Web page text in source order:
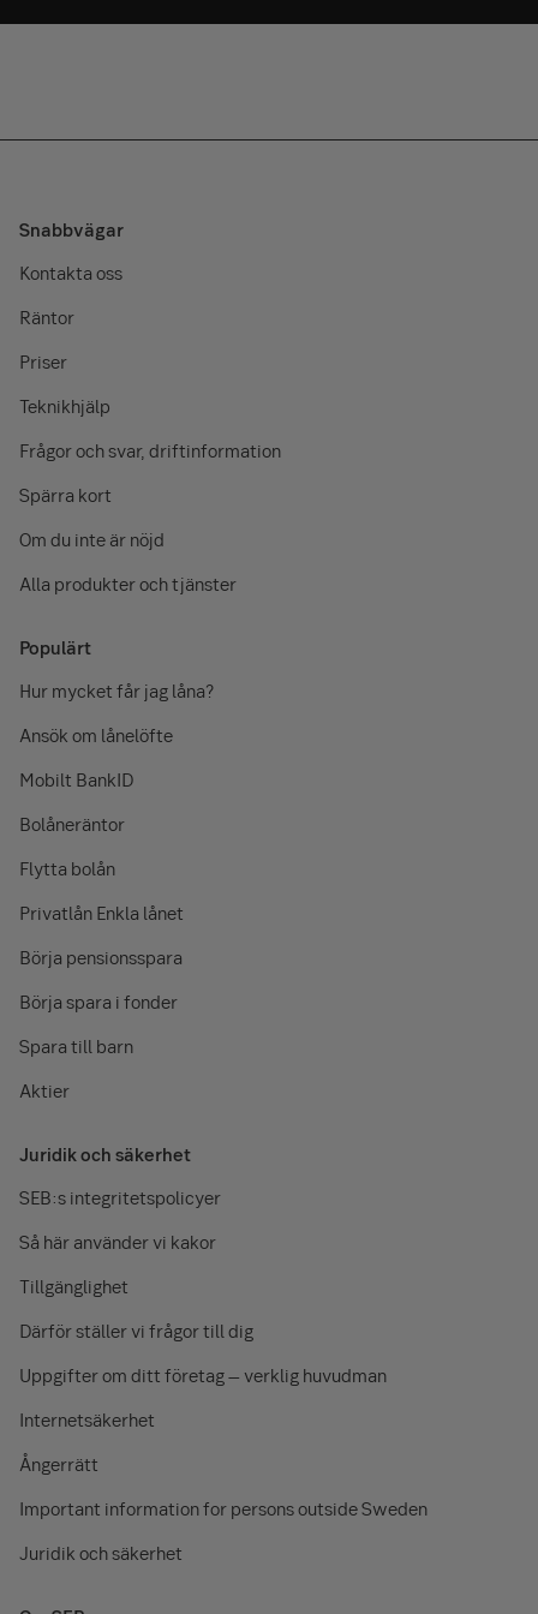
Snabbvägar
Kontakta oss
Räntor
Priser
Teknikhjälp
Frågor och svar, driftinformation
Spärra kort
Om du inte är nöjd
Alla produkter och tjänster
Populärt
Hur mycket får jag låna?
Ansök om lånelöfte
Mobilt BankID
Bolåneräntor
Flytta bolån
Privatlån Enkla lånet
Börja pensionsspara
Börja spara i fonder
Spara till barn
Aktier
Juridik och säkerhet
SEB:s integritetspolicyer
Så här använder vi kakor
Tillgänglighet
Därför ställer vi frågor till dig
Uppgifter om ditt företag – verklig huvudman
Internetsäkerhet
Ångerrätt
Important information for persons outside Sweden
Juridik och säkerhet